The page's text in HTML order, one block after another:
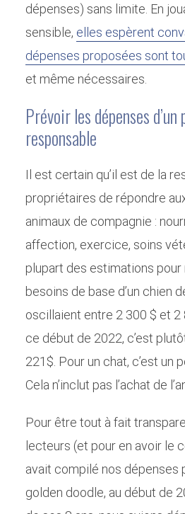
dépenses) sans limite. En
sensible, elles espèrent
dépenses proposées sont
et même nécessaires.
Prévoir les dépenses
responsable
Il est certain qu’il est de la
propriétaires de répondre
animaux de compagnie :
affection, exercice, soins
plupart des estimations
besoins de base d’un chien
oscillaient entre 2 300 $ et 2
ce début de 2022, c’est
221$. Pour un chat, c’est un
Cela n’inclut pas l’achat de
Pour être tout à fait
lecteurs (et pour en avoir le
avait compilé nos dépenses
golden doodle, au début de